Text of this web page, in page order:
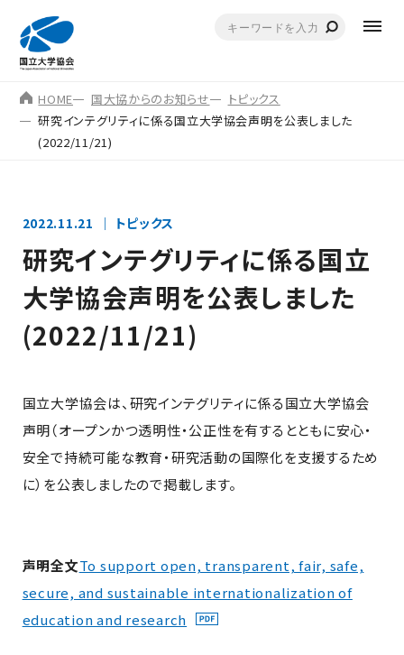
HOME 国大協からのお知らせ
トピックス
研究インテグリティに係る国立大学協会声明を公表しました
(2022/11/21)
2022.11.21 トピックス
研究インテグリティに係る国立
大学協会声明を公表しました
(2022/11/21)
国立大学協会は、研究インテグリティに係る国立大学協会
声明（オープンかつ透明性・公正性を有するとともに安心・
安全で持続可能な教育・研究活動の国際化を支援するため
に）を公表しましたので掲載します。
声明全文To support open, transparent, fair, safe,
secure, and sustainable internationalization of
education and research